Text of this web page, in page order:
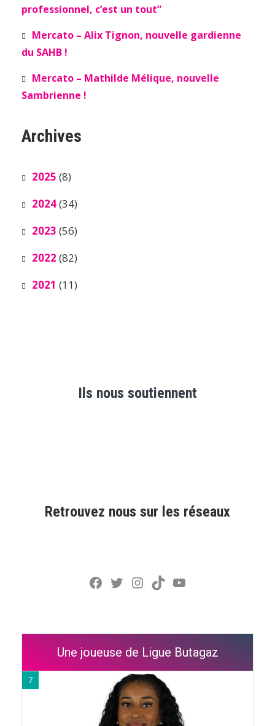
professionnel, c’est un tout”
Mercato – Alix Tignon, nouvelle gardienne
du SAHB !
Mercato – Mathilde Mélique, nouvelle
Sambrienne !
Archives
2025 (8)
2024(34)
2023 (56)
2022 (82)
2021 (11)
Ils nous soutiennent
Retrouvez nous sur les réseaux
Facebook
Twitter
Instagram
TikTokYouTube
Une joueuse de Ligue Butagaz
7